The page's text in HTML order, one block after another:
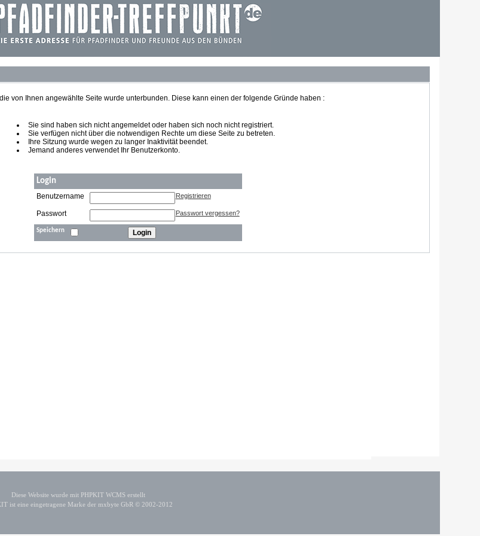
von Ihnen angewählte Seite wurde unterbunden. Diese kann einen der folgende Gründe haben :
Sie sind haben sich nicht angemeldet oder haben sich noch nicht registriert.
Sie verfügen nicht über die notwendigen Rechte um diese Seite zu betreten.
Ihre Sitzung wurde wegen zu langer Inaktivität beendet.
Jemand anderes verwendet Ihr Benutzerkonto.
Login
Benutzername Registrieren
Passwort Passwort vergessen?
Speichern
Diese Website wurde mit PHPKIT WCMS erstellt
ist eine eingetragene Marke der mxbyte GbR © 2002-2012